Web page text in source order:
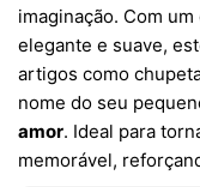
imaginação. Com
elegante e suave,
artigos como
nome do seu
amor. Ideal para
memorável,